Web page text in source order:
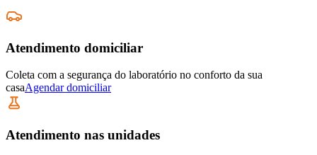
Atendimento domiciliar
Coleta com a segurança do laboratório no conforto da sua
casaAgendar domiciliar
Atendimento nas unidades